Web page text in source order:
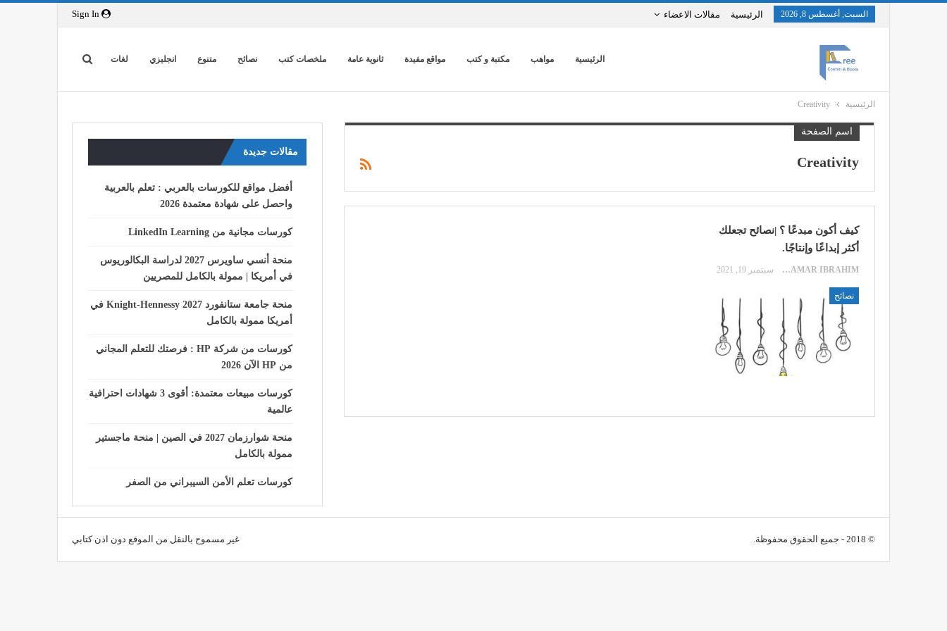
السبت, أغسطس 8, 2026 الرئيسية مقالات الاعضاء
الرئيسية مواهب مكتبة و كتب مواقع مفيدة ثانوية عامة ملخصات كتب نصائح متنوع انجليزي لغات
الرئيسية Creativity
اسم الصفحة
Creativity
كيف أكون مبدعًا ؟ |نصائح تجعلك
أكثر إبداعًا وإنتاجًا.
SAMAR IBRAHIM سبتمبر 19, 2021
نصائح
مقالات جديدة
أفضل مواقع للكورسات بالعربي : تعلم بالعربية
واحصل على شهادة معتمدة 2026
كورسات مجانية من LinkedIn Learning
منحة أنسي ساويرس 2027 لدراسة البكالوريوس
في أمريكا | ممولة بالكامل للمصريين
منحة جامعة ستانفورد Knight-Hennessy 2027 في
أمريكا ممولة بالكامل
كورسات من شركة HP : فرصتك للتعلم المجاني
من HP الآن 2026
كورسات مبيعات معتمدة: أقوى 3 شهادات احترافية
عالمية
منحة شوارزمان 2027 في الصين | منحة ماجستير
ممولة بالكامل
كورسات تعلم الأمن السيبراني من الصفر
© 2018 - جميع الحقوق محفوظة. غير مسموح بالنقل من الموقع دون اذن كتابي